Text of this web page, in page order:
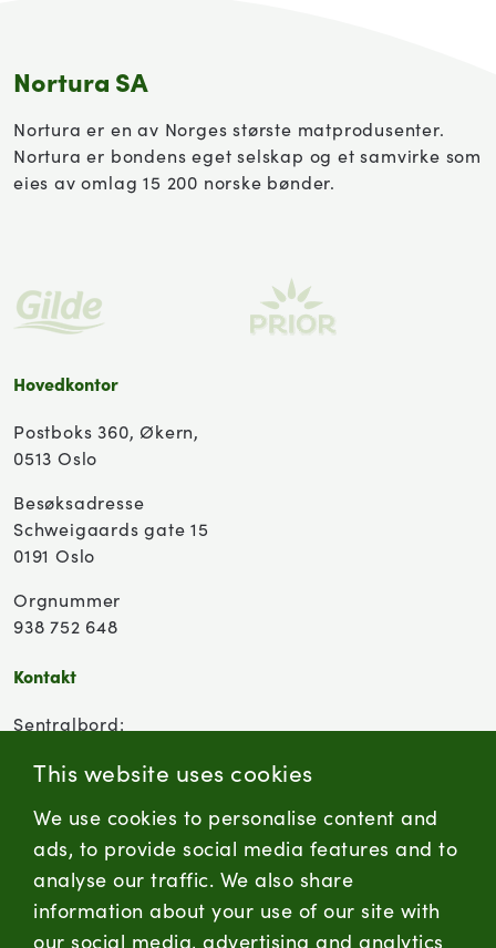
This website uses cookies
We use cookies to personalise content and
ads, to provide social media features and to
analyse our traffic. We also share
information about your use of our site with
our social media, advertising and analytics
Nortura SA
Nortura er en av Norges største matprodusenter.
Nortura er bondens eget selskap og et samvirke som
eies av omlag 15 200 norske bønder.
Hovedkontor
Postboks 360, Økern,
0513 Oslo
Besøksadresse
Schweigaards gate 15
0191 Oslo
Orgnummer
938 752 648
Kontakt
Sentralbord:
Kontaktskjema
firmapost@nortura.no